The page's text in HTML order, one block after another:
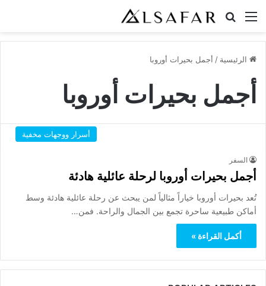
القائمة بحث عن
الرئيسية / أجمل بحيرات أوروبا
أجمل بحيرات أوروبا
أسرار ووجهات مخفية
السفر
أجمل بحيرات أوروبا لرحلة عائلية هادئة
تُعد بحيرات أوروبا خياراً مثالياً لمن يبحث عن رحلة عائلية هادئة وسط
أماكن طبيعية ساحرة تجمع بين الجمال والراحة. فمن…
أكمل القراءة »